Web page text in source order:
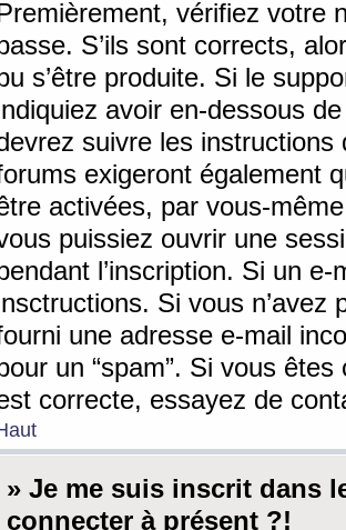
vérifiez votre
S’ils sont corrects,
s’être produite. Si le
avoir en-dessous
suivre les
exigeront également
activées, par vous-
puissiez ouvrir une
l’inscription. Si un
Si vous n’avez
une adresse e-mail
un “spam”. Si vous
correcte, essayez de
» Je me suis inscrit dans
connecter à présent ?!